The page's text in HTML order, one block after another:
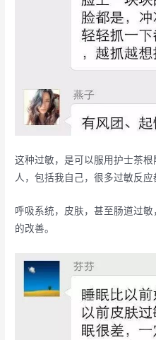
这种过敏，是可以服用护士茶
人，包括我自己，很多过敏反应
呼吸系统，皮肤，甚至肠道过
的改善。